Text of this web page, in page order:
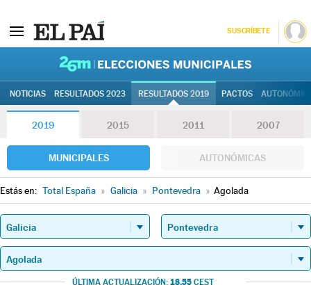
SUSCRÍBETE
NOTICIAS RESULTADOS 2023 RESULTADOS 2019 PACTOS
2019 2015 2011 2007
MUNICIPALES AUTONÓMICAS
Estás en: Total España » Galicia » Pontevedra » Agolada
ÚLTIMA ACTUALIZACIÓN: 18.55 CEST